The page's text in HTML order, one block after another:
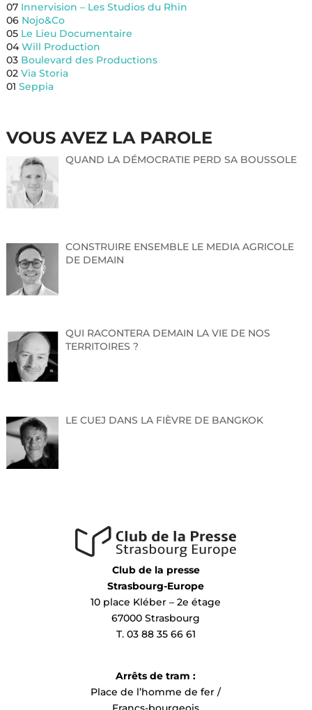
07 Innervision – Les Studios du Rhin
06 Nojo&Co
05 Le Lieu Documentaire
04Will Production
03 Boulevard des Productions
02 Via Storia
01 Seppia
VOUS AVEZ LA PAROLE
QUAND LA DÉMOCRATIE PERD SA BOUSSOLE
CONSTRUIRE ENSEMBLE LE MEDIA AGRICOLE
DE DEMAIN
QUI RACONTERA DEMAIN LA VIE DE NOS
TERRITOIRES ?
LE CUEJ DANS LA FIÈVRE DE BANGKOK
Club de la presse
Strasbourg-Europe
10 place Kléber – 2e étage
67000 Strasbourg
T. 03 88 35 66 61
Arrêts de tram :
Place de l’homme de fer /